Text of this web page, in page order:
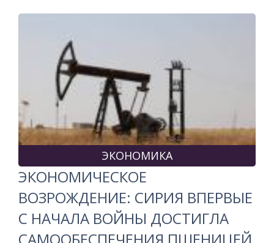
ЭКОНОМИКА
ЭКОНОМИЧЕСКОЕ
ВОЗРОЖДЕНИЕ: СИРИЯ ВПЕРВЫЕ
С НАЧАЛА ВОЙНЫ ДОСТИГЛА
САМООБЕСПЕЧЕНИЯ ПШЕНИЦЕЙ